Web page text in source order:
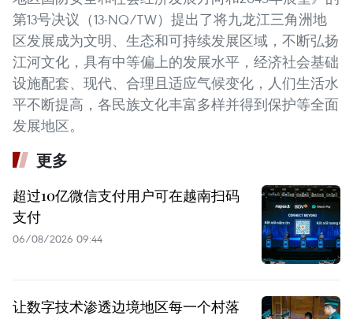
第13号决议（13-NQ/TW）提出了将九龙江三角洲地
区发展成为文明、生态和可持续发展区域，不断弘扬
江河文化，具有中等偏上的发展水平，经济社会基础
设施配套、现代、合理且适应气候变化，人们生活水
平不断提高，各民族文化丰富多样并得到保护等全面
发展地区。
更多
超过10亿微信支付用户可在越南扫码
支付
06/08/2026 09:44
让数字技术渗透边境地区每一个村落